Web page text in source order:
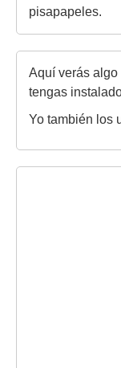
pisapapeles.
Aquí verás
tengas
Yo también los